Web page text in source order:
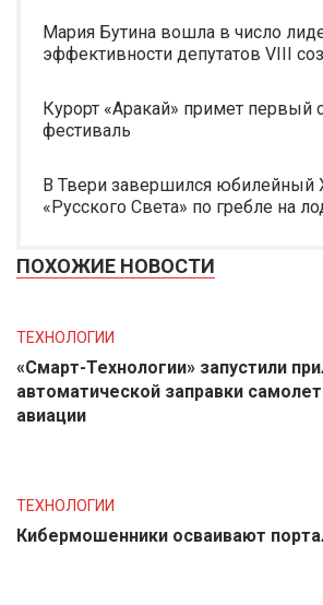
Мария Бутина вошла в число
эффективности депутатов VIII
Курорт «Аракай» примет первый
фестиваль
В Твери завершился юбилейный
«Русского Света» по гребле на
ПОХОЖИЕ НОВОСТИ
ТЕХНОЛОГИИ
«Смарт-Технологии» запустили
автоматической заправки
авиации
ТЕХНОЛОГИИ
Кибермошенники осваивают